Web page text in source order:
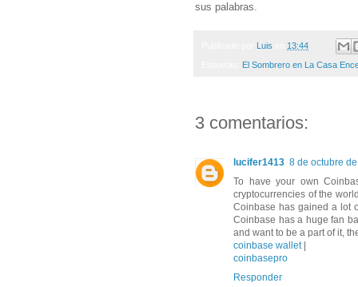
sus palabras.
Luis 13:44
El Sombrero en La Casa
3 comentarios:
lucifer1413 8 de octubre
To have your own
cryptocurrencies of the
Coinbase has gained a lot
Coinbase has a huge fan
and want to be a part of it,
coinbase wallet|
coinbasepro
Responder